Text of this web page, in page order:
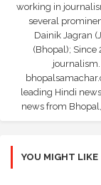
working in
several
Dainik Jagran
(Bhopal); Since
leading Hindi
news from
YOU MIGHT LIKE